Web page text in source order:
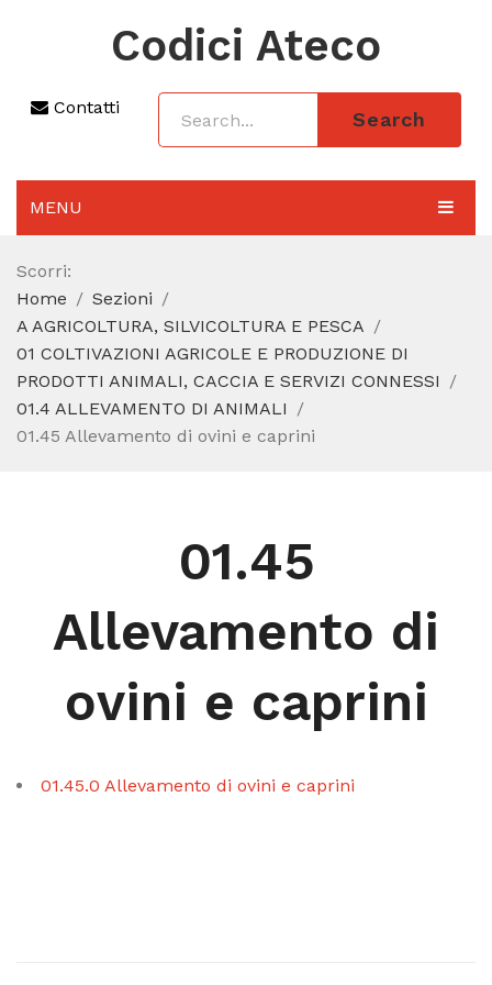
Codici Ateco
Contatti
Search
MENU
AGGIORNAMENTO 2025
SEZIONI
CODICE ATECO A COSA SERVE
REGIME FORFETTARIO
CODICE FISCALE
Scorri:
Home
Sezioni
A AGRICOLTURA, SILVICOLTURA E PESCA
01 COLTIVAZIONI AGRICOLE E PRODUZIONE DI
PRODOTTI ANIMALI, CACCIA E SERVIZI CONNESSI
01.4 ALLEVAMENTO DI ANIMALI
01.45 Allevamento di ovini e caprini
01.45
Allevamento di
ovini e caprini
01.45.0 Allevamento di ovini e caprini